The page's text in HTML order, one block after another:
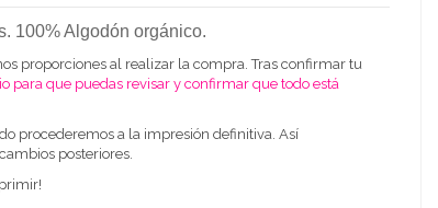
100% Algodón orgánico.
proporciones al realizar la compra. Tras confirmar tu
para que puedas revisar y confirmar que todo está
procederemos a la impresión definitiva. Así
posteriores.